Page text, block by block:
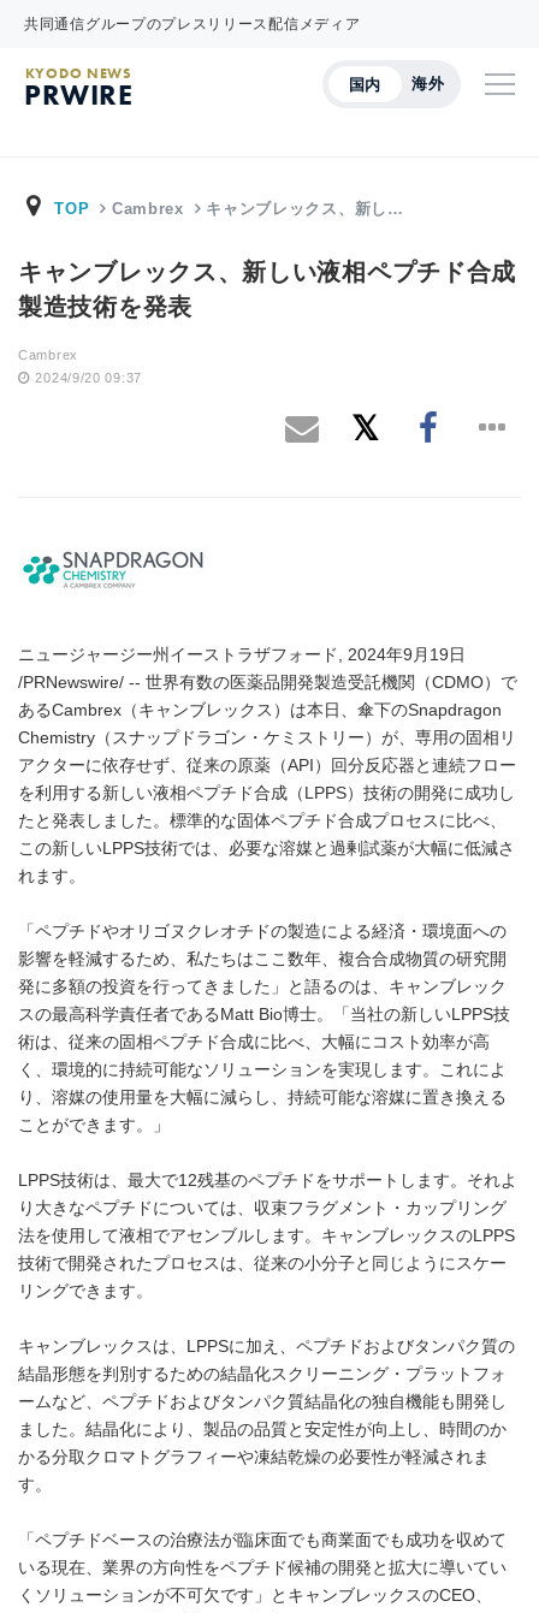
共同通信グループのプレスリリース配信メディア
国内 海外
KYODO NEWS
PRWIRE
TOP Cambrex キャンブレックス、新し…
キャンブレックス、新しい液相ペプチド合成
製造技術を発表
Cambrex
2024/9/20 09:37
ニュージャージー州イーストラザフォード, 2024年9月19日
/PRNewswire/ -- 世界有数の医薬品開発製造受託機関（CDMO）で
あるCambrex（キャンブレックス）は本日、傘下のSnapdragon
Chemistry（スナップドラゴン・ケミストリー）が、専用の固相リ
アクターに依存せず、従来の原薬（API）回分反応器と連続フロー
を利用する新しい液相ペプチド合成（LPPS）技術の開発に成功し
たと発表しました。標準的な固体ペプチド合成プロセスに比べ、
この新しいLPPS技術では、必要な溶媒と過剰試薬が大幅に低減さ
れます。
「ペプチドやオリゴヌクレオチドの製造による経済・環境面への
影響を軽減するため、私たちはここ数年、複合合成物質の研究開
発に多額の投資を行ってきました」と語るのは、キャンブレック
スの最高科学責任者であるMatt Bio博士。「当社の新しいLPPS技
術は、従来の固相ペプチド合成に比べ、大幅にコスト効率が高
く、環境的に持続可能なソリューションを実現します。これによ
り、溶媒の使用量を大幅に減らし、持続可能な溶媒に置き換える
ことができます。」
LPPS技術は、最大で12残基のペプチドをサポートします。それよ
り大きなペプチドについては、収束フラグメント・カップリング
法を使用して液相でアセンブルします。キャンブレックスのLPPS
技術で開発されたプロセスは、従来の小分子と同じようにスケー
リングできます。
キャンブレックスは、LPPSに加え、ペプチドおよびタンパク質の
結晶形態を判別するための結晶化スクリーニング・プラットフォ
ームなど、ペプチドおよびタンパク質結晶化の独自機能も開発し
ました。結晶化により、製品の品質と安定性が向上し、時間のか
かる分取クロマトグラフィーや凍結乾燥の必要性が軽減されま
す。
「ペプチドベースの治療法が臨床面でも商業面でも成功を収めて
いる現在、業界の方向性をペプチド候補の開発と拡大に導いてい
くソリューションが不可欠です」とキャンブレックスのCEO、